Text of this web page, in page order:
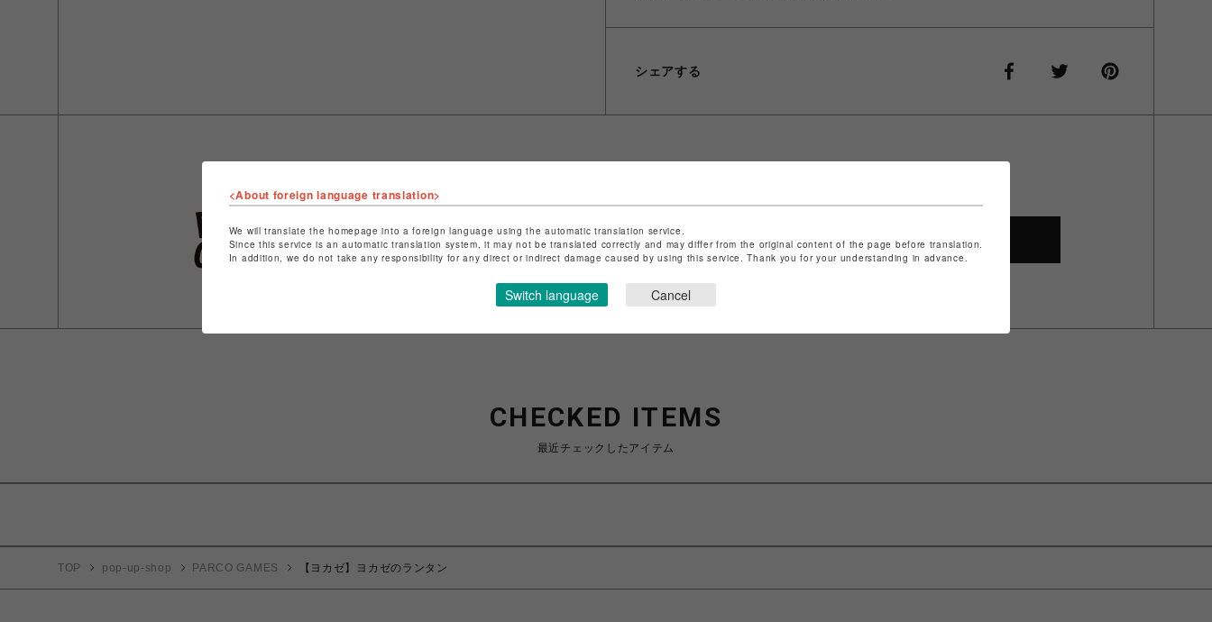
シェアする
ショップ名
特定商取引法など法令に基づく表記はこちら
ショップお問い合わせはこちら
SHOP TOP
CHECKED ITEMS
最近チェックしたアイテム
TOP pop-up-shop PARCO GAMES 【ヨカゼ】ヨカゼのランタン
<About foreign language translation>
We will translate the homepage into a foreign language using the automatic translation service.
Since this service is an automatic translation system, it may not be translated correctly and may differ from the original content of the page before translation.
In addition, we do not take any responsibility for any direct or indirect damage caused by using this service. Thank you for your understanding in advance.
Switch language Cancel